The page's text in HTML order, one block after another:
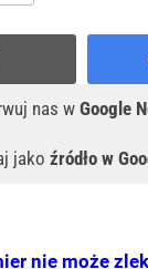
nas w Google
jako źródło w
nie może